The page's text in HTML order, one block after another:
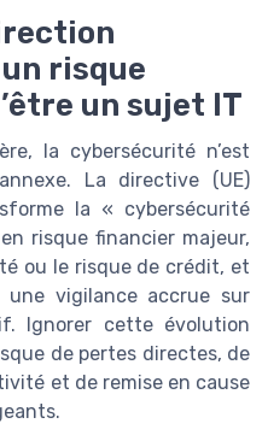
risque
un sujet IT
la cybersécurité n’est
La directive (UE)
la « cybersécurité
risque financier majeur,
ou le risque de crédit, et
une vigilance accrue sur
Ignorer cette évolution
de pertes directes, de
et de remise en cause